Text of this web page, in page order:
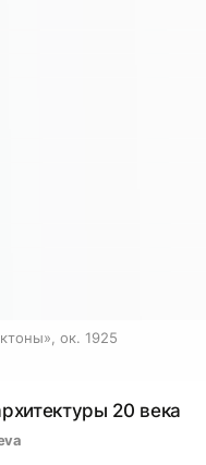
ок. 1925
20 века